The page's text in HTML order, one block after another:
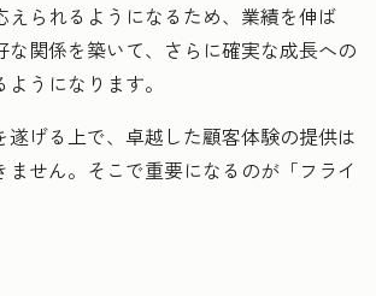
えられるようになるため、業績を伸ば
な関係を築いて、さらに確実な成長への
うになります。
遂げる上で、卓越した顧客体験の提供は
ません。そこで重要になるのが「フライ